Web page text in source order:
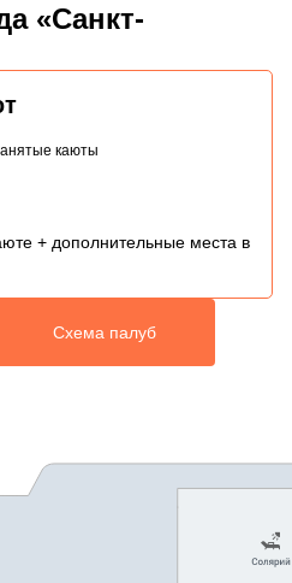
«Санкт-
каюты
+ дополнительные места в
Схема палуб